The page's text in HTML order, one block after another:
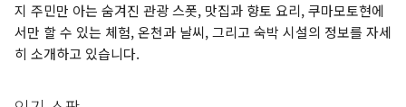
지 주민만 아는 숨겨진 관광 스폿, 맛집과 향토 요리, 쿠마모토현에
서만 할 수 있는 체험, 온천과 날씨, 그리고 숙박 시설의 정보를 자세
히 소개하고 있습니다.